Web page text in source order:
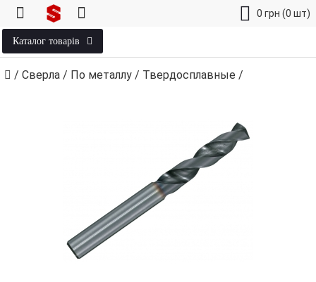
0 грн (0 шт)
Каталог товарів
/ Сверла / По металлу / Твердосплавные /